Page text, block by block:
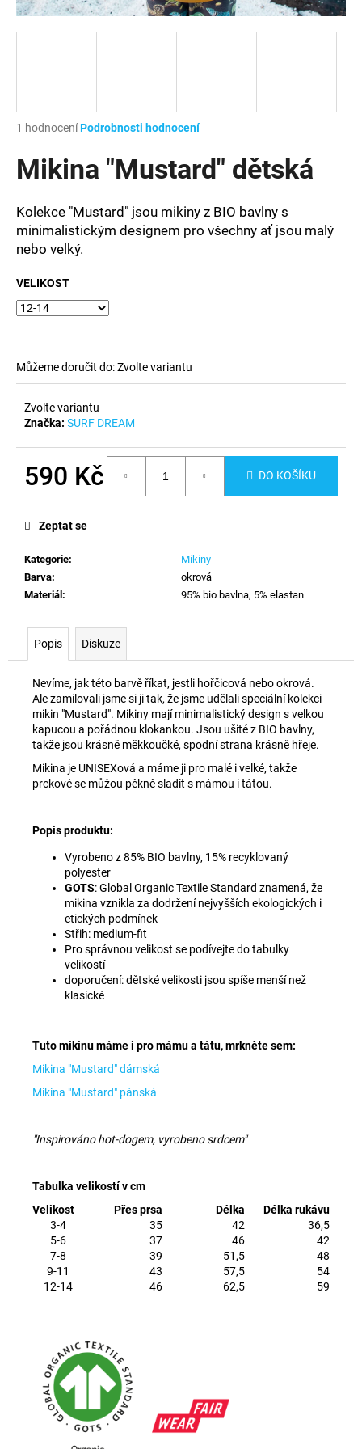
Průměrné
produktu
je
5
hvězdiček.
1 hodnoceníPodrobnosti hodnocení
Mikina "Mustard" dětská
Kolekce "Mustard" jsou mikiny z BIO bavlny s
minimalistickým designem pro všechny ať jsou malý
nebo velký.
VELIKOST
Můžeme doručit do:Zvolte variantu
Zvolte variantu
Značka: SURF DREAM
590 Kč DO KOŠÍKU
Kategorie:
Mikiny
Barva:
okrová
Materiál: 95% bio bavlna, 5% elastan
Zeptat se
Popis Diskuze
Nevíme, jak této barvě říkat, jestli hořčicová nebo okrová.
Ale zamilovali jsme si ji tak, že jsme udělali speciální kolekci
mikin "Mustard". Mikiny mají minimalistický design s velkou
kapucou a pořádnou klokankou. Jsou ušité z BIO bavlny,
takže jsou krásně měkkoučké, spodní strana krásně hřeje.
Mikina je UNISEXová a máme ji pro malé i velké, takže
prckové se můžou pěkně sladit s mámou i tátou.
Popis produktu:
Vyrobeno z 85% BIO bavlny, 15% recyklovaný
polyester
GOTS: Global Organic Textile Standard znamená, že
mikina vznikla za dodržení nejvyšších ekologických i
etických podmínek
Střih: medium-fit
Pro správnou velikost se podívejte do tabulky
velikostí
doporučení: dětské velikosti jsou spíše menší než
klasické
Tuto mikinu máme i pro mámu a tátu, mrkněte sem:
Mikina "Mustard" dámská
Mikina "Mustard" pánská
"Inspirováno hot-dogem, vyrobeno srdcem"
Tabulka velikostí v cm
Velikost
Přes prsa Délka
Délka rukávu
3-4
35 42
36,5
5-6
37 46
42
7-8
39 51,5
48
9-11
43 57,5
54
12-14
46 62,5 59
a
D
o
p
o
č
u
e
e